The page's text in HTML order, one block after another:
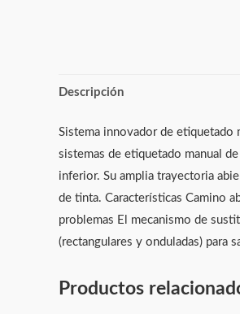
Descripción
Sistema innovador de etiquetado
sistemas de etiquetado manual
inferior. Su amplia trayectoria
de tinta. Características Camino
problemas El mecanismo de
(rectangulares y onduladas) para
Productos